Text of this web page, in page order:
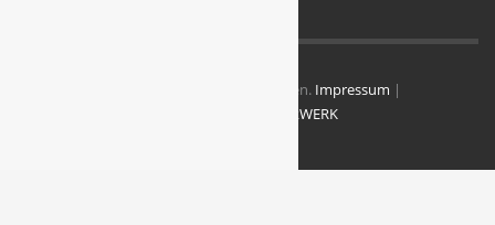
© 2025 publikWERK. Alle Rechte vorbehalten. Impressum |
publikWERK